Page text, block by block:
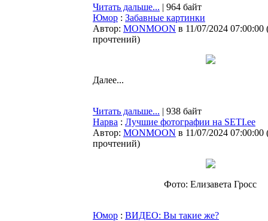
Читать дальше... | 964 байт
Юмор : Забавные картинки
Автор: MONMOON в 11/07/2024 07:00:00
прочтений)
Далее...
Читать дальше... | 938 байт
Нарва : Лучшие фотографии на SETI.ee
Автор: MONMOON в 11/07/2024 07:00:00
прочтений)
Фото: Елизавета Гросс
Юмор : ВИДЕО: Вы такие же?